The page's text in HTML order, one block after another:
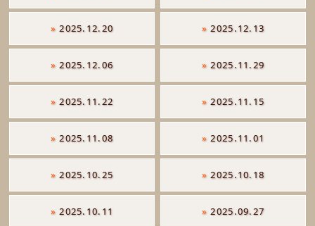
» 2025.12.20 » 2025.12.13
» 2025.12.06 » 2025.11.29
» 2025.11.22 » 2025.11.15
» 2025.11.08 » 2025.11.01
» 2025.10.25 » 2025.10.18
» 2025.10.11 » 2025.09.27